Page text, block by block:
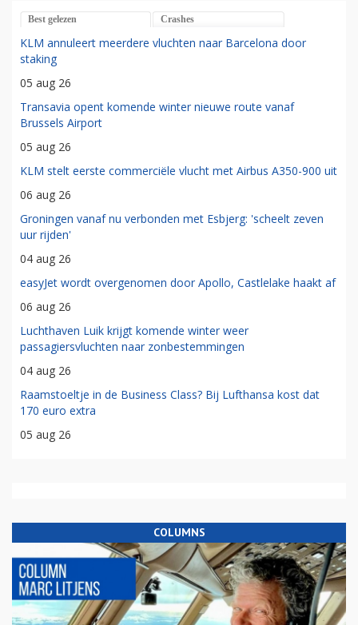
Best gelezen Crashes
KLM annuleert meerdere vluchten naar Barcelona door
staking
05 aug 26
Transavia opent komende winter nieuwe route vanaf
Brussels Airport
05 aug 26
KLM stelt eerste commerciële vlucht met Airbus A350-900 uit
06 aug 26
Groningen vanaf nu verbonden met Esbjerg: 'scheelt zeven
uur rijden'
04 aug 26
easyJet wordt overgenomen door Apollo, Castlelake haakt af
06 aug 26
Luchthaven Luik krijgt komende winter weer
passagiersvluchten naar zonbestemmingen
04 aug 26
Raamstoeltje in de Business Class? Bij Lufthansa kost dat
170 euro extra
05 aug 26
COLUMNS